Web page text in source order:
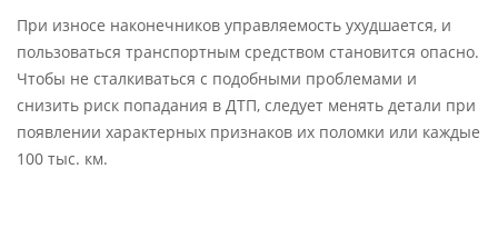
При износе наконечников управляемость ухудшается, и
пользоваться транспортным средством становится опасно.
Чтобы не сталкиваться с подобными проблемами и
снизить риск попадания в ДТП, следует менять детали при
появлении характерных признаков их поломки или каждые
100 тыс. км.